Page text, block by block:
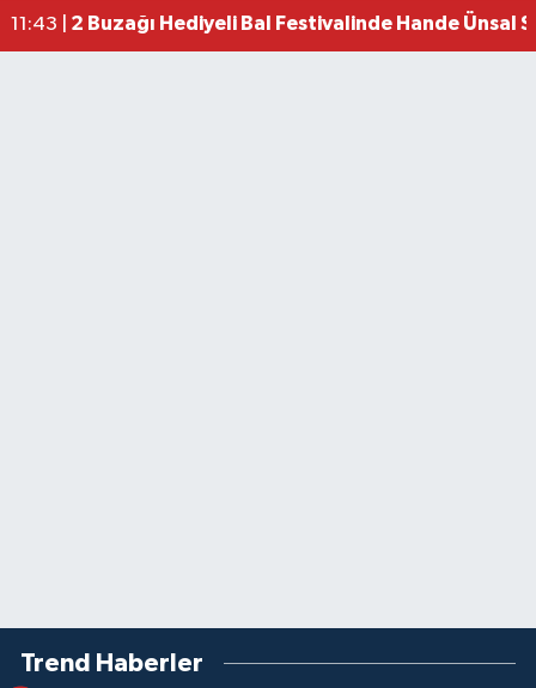
11:43 | 2 Buzağı Hediyeli Bal Festivalinde Hande Ünsal
Trend Haberler